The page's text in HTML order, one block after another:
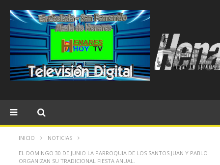
INICIO NOTICIAS
EL DOMINGO 30 DE JUNIO LA PARROQUIA DE LOS SANTOS JUAN Y PABLO
ORGANIZAN SU TRADICIONAL FIESTA ANUAL.